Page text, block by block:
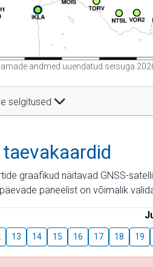
andmed uuendatud seisuga
selgitused
graafikud näitavad GNSS-
paneelist on võimalik
13 14 15 16 17 18 19